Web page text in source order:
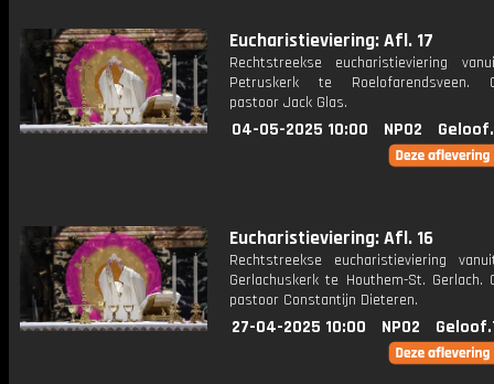
Eucharistieviering: Afl. 17
Rechtstreekse eucharistieviering
Petruskerk te Roelofarendsveen.
pastoor Jack Glas.
04-05-2025 10:00 NPO2
Eucharistieviering: Afl. 16
Rechtstreekse eucharistieviering
Gerlachuskerk te Houthem-St. Gerlach.
pastoor Constantijn Dieteren.
27-04-2025 10:00 NPO2